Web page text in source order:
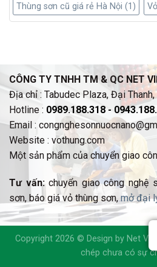
Thùng sơn cũ giá rẻ Hà Nội (1)
CÔNG TY TNHH TM & QC NET
Địa chỉ : Tabudec Plaza, Đại
Hotline : 0989.188.318 -
Email :
Website : vothung.com
Một sản phẩm của chuyển giao
Tư vấn: chuyển giao công nghệ
sơn, báo giá vỏ thùng sơn,mở đại
Copyright 2026 © Design by Net
chép chưa có sự